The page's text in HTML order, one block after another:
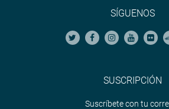
SÍGUENOS
SUSCRIPCIÓN
Suscríbete con tu